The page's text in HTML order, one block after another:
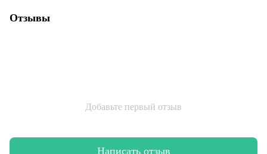
Отзывы
Добавьте первый отзыв
Написать отзыв